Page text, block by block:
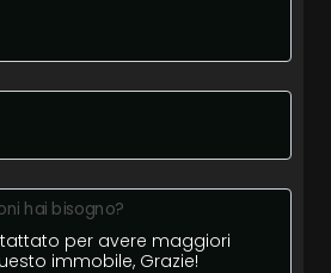
hai bisogno?